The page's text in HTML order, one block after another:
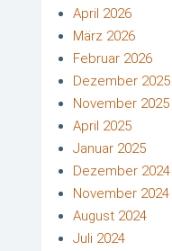
April 2026
März 2026
Februar 2026
Dezember 2025
November 2025
April 2025
Januar 2025
Dezember 2024
November 2024
August 2024
Juli 2024